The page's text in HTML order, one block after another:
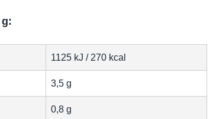
g:
1125 kJ / 270 kcal
3,5 g
0,8 g